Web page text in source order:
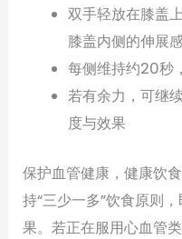
双手轻放在膝盖
膝盖内侧的伸展
每侧维持约20秒
若有余力，可继
度与效果
保护血管健康，健康饮
持“三少一多”饮食原则
果。若正在服用心血管